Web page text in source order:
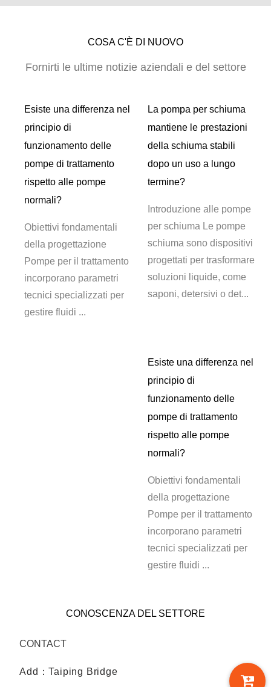
COSA C'È DI NUOVO
Fornirti le ultime notizie aziendali e del settore
Esiste una differenza nel
principio di
funzionamento delle
pompe di trattamento
rispetto alle pompe
normali?
Obiettivi fondamentali
della progettazione
Pompe per il trattamento
incorporano parametri
tecnici specializzati per
gestire fluidi ...
La pompa per schiuma
mantiene le prestazioni
della schiuma stabili
dopo un uso a lungo
termine?
Introduzione alle pompe
per schiuma Le pompe
schiuma sono dispositivi
progettati per trasformare
soluzioni liquide, come
saponi, detersivi o det...
Esiste una differenza nel
principio di
funzionamento delle
pompe di trattamento
rispetto alle pompe
normali?
Obiettivi fondamentali
della progettazione
Pompe per il trattamento
incorporano parametri
tecnici specializzati per
gestire fluidi ...
CONOSCENZA DEL SETTORE
CONTACT
Add：Taiping Bridge